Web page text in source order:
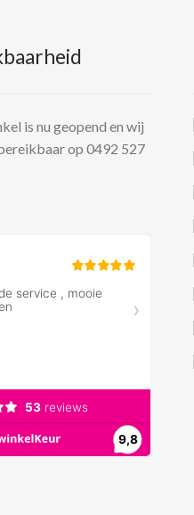
is nu geopend en wij
op 0492 527